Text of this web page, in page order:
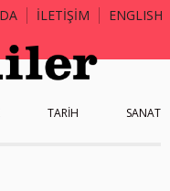
İLETİŞİM ENGLISH
TARİH SANAT